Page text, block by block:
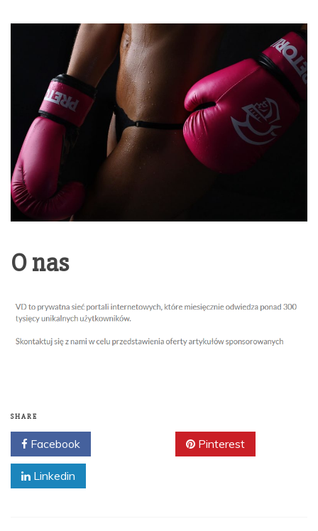
TEMATYCE
TRENINGÓW,
ODŻYWEK I
O nas
SHARE
Facebook Pinterest
Linkedin